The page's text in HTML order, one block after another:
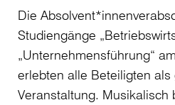
Die
Studiengänge
„Unternehmensführung“
erlebten alle Beteiligten als
Veranstaltung. Musikalisch